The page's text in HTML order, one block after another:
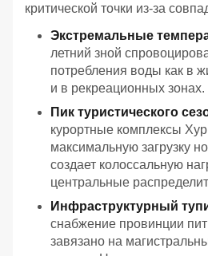
критической точки из-за
Экстремальные
летний зной
потребления воды как в
и в рекреационных зонах.
Пик туристического
курортные комплексы
максимальную загрузку
создает колоссальную
центральные
Инфраструктурный
снабжение провинции
завязано на